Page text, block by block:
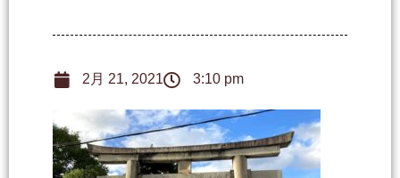
2月 21, 2021 3:10 pm